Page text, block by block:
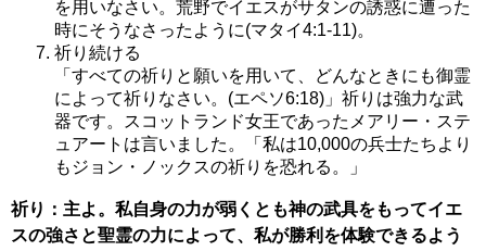
を用いなさい。荒野でイエスがサタンの誘惑に遭った
時にそうなさったように(マタイ4:1-11)。
祈り続ける
「すべての祈りと願いを用いて、どんなときにも御霊
によって祈りなさい。(エペソ6:18)」祈りは強力な武
器です。スコットランド女王であったメアリー・ステ
ュアートは言いました。「私は10,000の兵士たちより
もジョン・ノックスの祈りを恐れる。」
祈り：主よ。私自身の力が弱くとも神の武具をもってイエ
スの強さと聖霊の力によって、私が勝利を体験できるよう